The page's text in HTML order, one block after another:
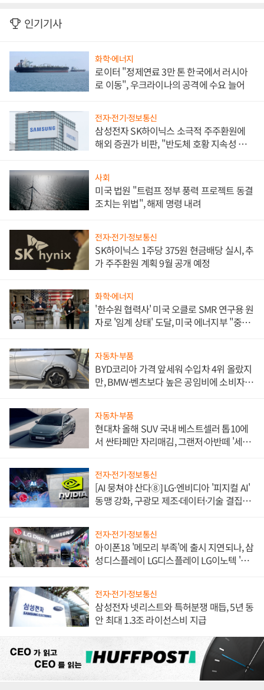
인기기사
화학·에너지
로이터 "정제연료 3만 톤 한국에서 러시아
로 이동", 우크라이나의 공격에 수요 늘어
전자·전기·정보통신
삼성전자 SK하이닉스 소극적 주주환원에
해외 증권가 비판, "반도체 호황 지속성 의
사회
미국 법원 "트럼프 정부 풍력 프로젝트 동결
조치는 위법", 해제 명령 내려
전자·전기·정보통신
SK하이닉스 1주당 375원 현금배당 실시, 추
가 주주환원 계획 9월 공개 예정
화학·에너지
'한수원 협력사' 미국 오클로 SMR 연구용 원
자로 '임계 상태' 도달, 미국 에너지부 "중요
자동차·부품
BYD코리아 가격 앞세워 수입차 4위 올랐지
만, BMW·벤츠보다 높은 공임비에 소비자
자동차·부품
현대차 올해 SUV 국내 베스트셀러 톱10에
서 싼타페만 자리매김, 그랜저·아반떼 '세단
전자·전기·정보통신
[AI 뭉쳐야 산다⑧] LG·엔비디아 '피지컬 AI'
동맹 강화, 구광모 제조·데이터·기술 결집
전자·전기·정보통신
아이폰18 '메모리 부족'에 출시 지연되나, 삼
성디스플레이 LG디스플레이 LG이노텍 '탈
전자·전기·정보통신
삼성전자 넷리스트와 특허분쟁 매듭, 5년 동
안 최대 1.3조 라이선스비 지급